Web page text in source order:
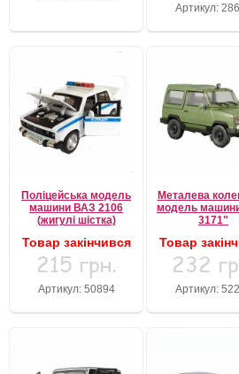
Зареєструватися
Артикул:
Поліцейська модель
машини ВАЗ 2106
(жигулі шістка)
Товар закінчився
215 грн.
Артикул: 50894
Металева
модель
3171"
Товар
232
Артикул: